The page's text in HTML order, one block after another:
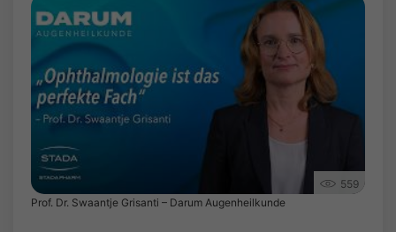
559
Prof. Dr. Swaantje Grisanti – Darum Augenheilkunde